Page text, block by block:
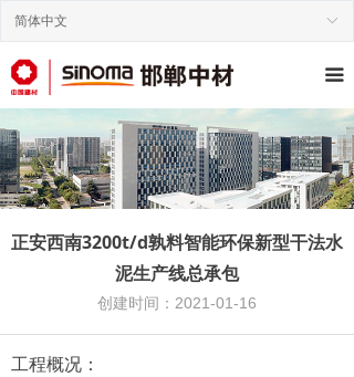
끀
ꀅ
简体中文
正安西南3200t/d孰料智能环保新型干法水
泥生产线总承包
创建时间： 2021-01-16
工程概况：